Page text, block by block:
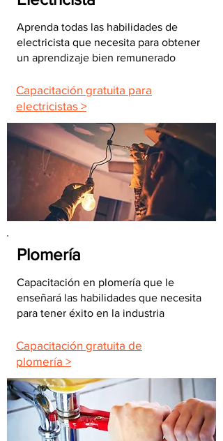
Aprenda todas las habilidades de
electricista que necesita para obtener
un aprendizaje bien remunerado
Capacitación gratuita para
electricistas >
Plomería
Capacitación en plomería que le
enseñará las habilidades que necesita
para tener éxito en la industria
Capacitación gratuita de
plomería >